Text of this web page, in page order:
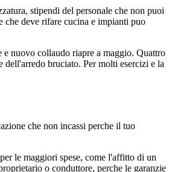
stipendi del personale che non puoi
che deve rifare cucina e impianti puo
nuovo collaudo riapre a maggio. Quattro
bruciato. Per molti esercizi e la
che non incassi perche il tuo
le maggiori spese, come l'affitto di un
o conduttore, perche le garanzie